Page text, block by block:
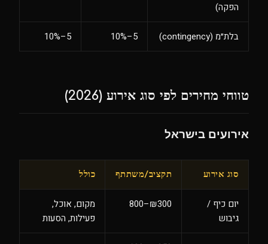
הפקה)
בלת״מ (contingency) 5–10%
5–10%
טווחי מחירים לפי סוג אירוע (2026)
אירועים בישראל
סוג אירוע תקציב/משתתף כולל
יום כיף /
גיבוש
₪300–800
מקום, אוכל,
פעילות, הסעות